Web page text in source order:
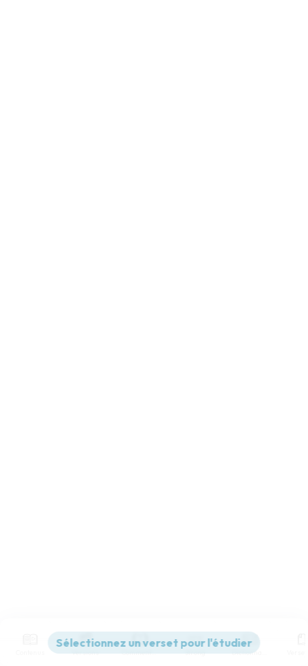
Versions Commentaires Strong